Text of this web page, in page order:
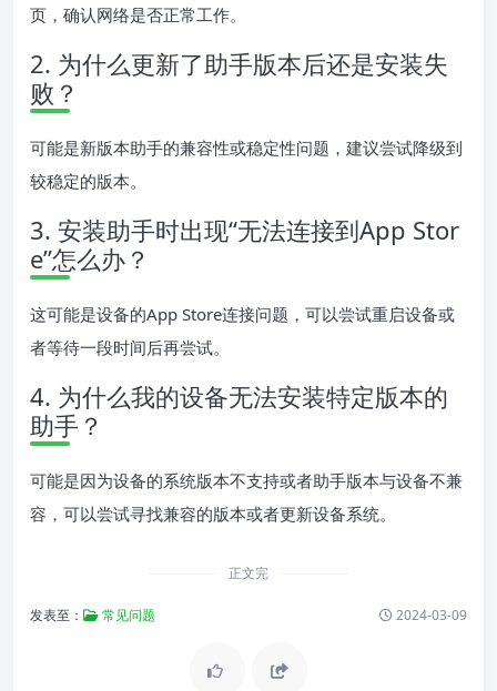
页，确认网络是否正常工作。
2. 为什么更新了助手版本后还是安装失
败？
可能是新版本助手的兼容性或稳定性问题，建议尝试降级到
较稳定的版本。
3. 安装助手时出现“无法连接到App Stor
e”怎么办？
这可能是设备的App Store连接问题，可以尝试重启设备或
者等待一段时间后再尝试。
4. 为什么我的设备无法安装特定版本的
助手？
可能是因为设备的系统版本不支持或者助手版本与设备不兼
容，可以尝试寻找兼容的版本或者更新设备系统。
正文完
发表至： 常见问题 2024-03-09